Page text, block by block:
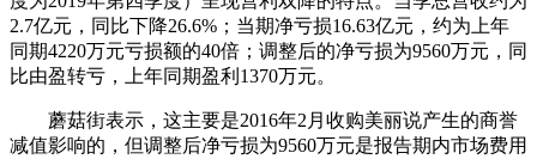
2.7亿元，同比下降26.6%；当期净亏损16.63亿元，约为上年
同期4220万元亏损额的40倍；调整后的净亏损为9560万元，同
比由盈转亏，上年同期盈利1370万元。
蘑菇街表示，这主要是2016年2月收购美丽说产生的商誉
减值影响的，但调整后净亏损为9560万元是报告期内市场费用